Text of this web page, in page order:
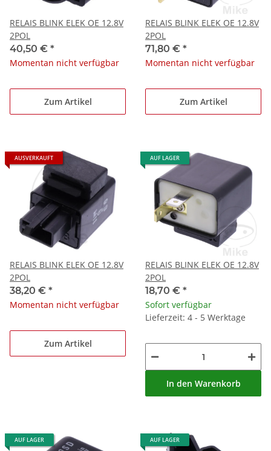
RELAIS BLINK ELEK OE 12.8V
2POL
40,50 € *
Momentan nicht verfügbar
Zum Artikel
RELAIS BLINK ELEK OE 12.8V
2POL
71,80 € *
Momentan nicht verfügbar
Zum Artikel
AUSVERKAUFT
RELAIS BLINK ELEK OE 12.8V
2POL
38,20 € *
Momentan nicht verfügbar
Zum Artikel
AUF LAGER
RELAIS BLINK ELEK OE 12.8V
2POL
18,70 € *
Sofort verfügbar
Lieferzeit: 4 - 5 Werktage
In den Warenkorb
AUF LAGER AUF LAGER